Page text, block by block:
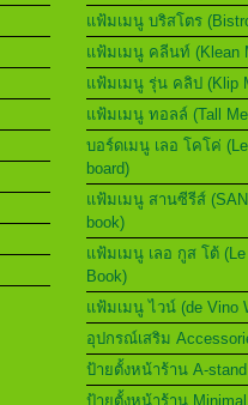
แฟ้มเมนู บริสโตร
แฟ้มเมนู คลีนท์ (Klean
แฟ้มเมนู รุ่น คลิป (Klip
แฟ้มเมนู ทอลล์ (Tall
บอร์ดเมนู เลอ โคโค่
board)
แฟ้มเมนู สานซีรีส์
book)
แฟ้มเมนู เลอ กูส โต้
Book)
แฟ้มเมนู ไวน์ (de Vino
อุปกรณ์เสริม
ป้ายตั้งหน้าร้าน A-stand
ป้ายตั้งหน้าร้าน